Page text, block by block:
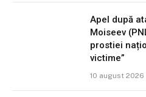
Apel după
Moiseev
prostiei
victime”
10 august 2026